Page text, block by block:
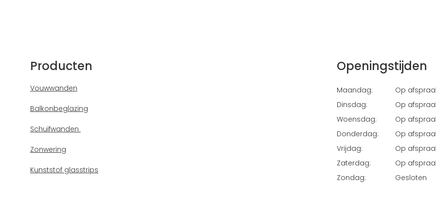
Producten
Vouwwanden
Balkonbeglazing
Schuifwanden
Zonwering
Kunststof glasstrips
Openingstijden
Maandag:
Op
Dinsdag:
Op
Woensdag:
Op
Donderdag:
Op
Vrijdag:
Op
Zaterdag:
Op
Zondag:
Gesloten